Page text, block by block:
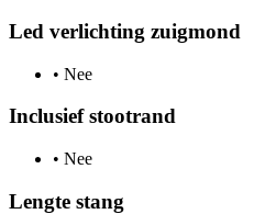
Led verlichting zuigmond
• Nee
Inclusief stootrand
• Nee
Lengte stang